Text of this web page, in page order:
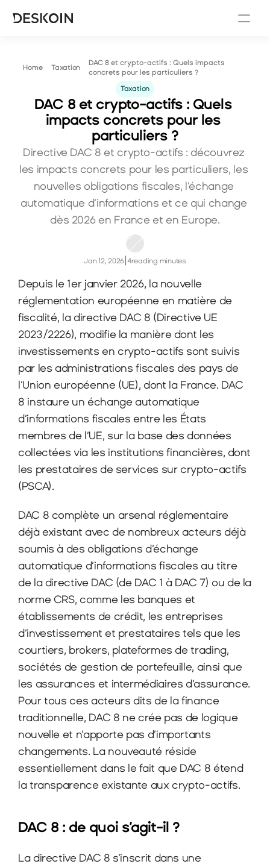
Home Taxation
DAC 8 et crypto-actifs : Quels impacts
concrets pour les particuliers ?
Taxation
DAC 8 et crypto-actifs : Quels
impacts concrets pour les
particuliers ?
Directive DAC 8 et crypto-actifs : découvrez
les impacts concrets pour les particuliers, les
nouvelles obligations fiscales, l’échange
automatique d’informations et ce qui change
dès 2026 en France et en Europe.
Jan 12, 2026 4reading minutes
Depuis le 1er janvier 2026, la nouvelle
réglementation européenne en matière de
fiscalité, la directive DAC 8 (Directive UE
2023/2226), modifie la manière dont les
investissements en crypto-actifs sont suivis
par les administrations fiscales des pays de
l’Union européenne (UE), dont la France. DAC
8 instaure un échange automatique
d’informations fiscales entre les États
membres de l’UE, sur la base des données
collectées via les institutions financières, dont
les prestataires de services sur crypto-actifs
(PSCA).
DAC 8 complète un arsenal réglementaire
déjà existant avec de nombreux acteurs déjà
soumis à des obligations d’échange
automatique d’informations fiscales au titre
de la directive DAC (de DAC 1 à DAC 7) ou de la
norme CRS, comme les banques et
établissements de crédit, les entreprises
d’investissement et prestataires tels que les
courtiers, brokers, plateformes de trading,
sociétés de gestion de portefeuille, ainsi que
les assurances et intermédiaires d’assurance.
Pour tous ces acteurs dits de la finance
traditionnelle, DAC 8 ne crée pas de logique
nouvelle et n’apporte pas d’importants
changements. La nouveauté réside
essentiellement dans le fait que DAC 8 étend
la transparence existante aux crypto-actifs.
DAC 8 : de quoi s’agit-il ?
La directive DAC 8 s’inscrit dans une